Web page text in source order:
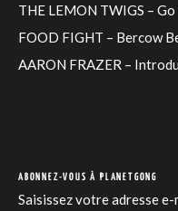
THE LEMON TWIGS – Go
FOOD FIGHT – Bercow
AARON FRAZER –
ABONNEZ-VOUS À PLANETGONG
Saisissez votre adresse